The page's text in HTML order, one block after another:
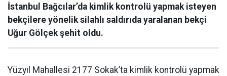
İstanbul Bağcılar’da kimlik kontrolü yapmak isteyen
bekçilere yönelik silahlı saldırıda yaralanan bekçi
Uğur Gölçek şehit oldu.
Yüzyıl Mahallesi 2177 Sokak’ta kimlik kontrolü yapmak